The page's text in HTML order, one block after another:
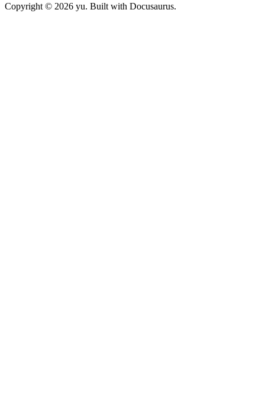
Copyright © 2026 yu. Built with Docusaurus.